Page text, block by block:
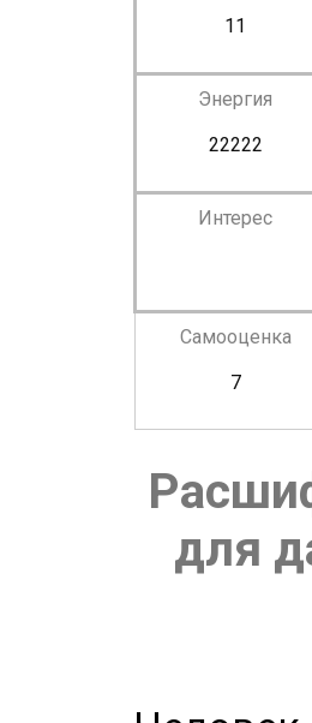
11
Энергия
22222
Интерес
Самооценка
7
для